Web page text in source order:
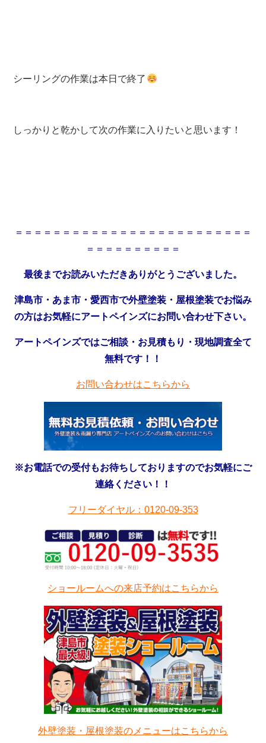
シーリングの作業は本日で終了
しっかりと乾かして次の作業に入りたいと思います！
＝＝＝＝＝＝＝＝＝＝＝＝＝＝＝＝＝＝＝＝＝＝＝＝＝
＝＝＝＝＝＝＝＝＝＝
最後までお読みいただきありがとうございました。
津島市・あま市・愛西市で外壁塗装・屋根塗装でお悩み
の方はお気軽にアートペインズにお問い合わせ下さい。
アートペインズではご相談・お見積もり・現地調査全て
無料です！！
お問い合わせはこちらから
※お電話での受付もお待ちしておりますのでお気軽にご
連絡ください！！
フリーダイヤル：0120-09-353
ショールームへの来店予約はこちらから
外壁塗装・屋根塗装のメニューはこちらから